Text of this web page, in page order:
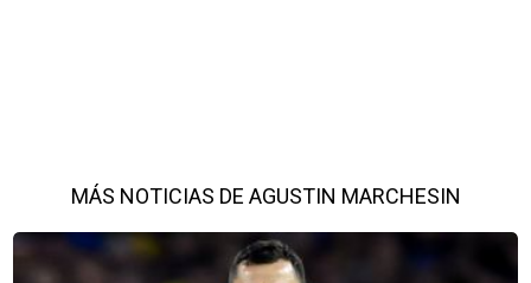
MÁS NOTICIAS DE AGUSTIN MARCHESIN